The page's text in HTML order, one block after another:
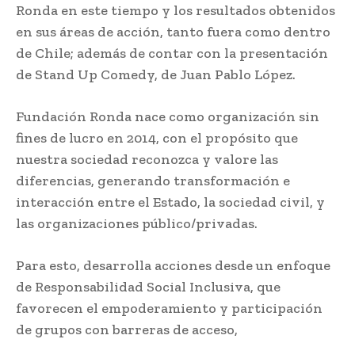
Ronda en este tiempo y los resultados obtenidos
en sus áreas de acción, tanto fuera como dentro
de Chile; además de contar con la presentación
de Stand Up Comedy, de Juan Pablo López.
Fundación Ronda nace como organización sin
fines de lucro en 2014, con el propósito que
nuestra sociedad reconozca y valore las
diferencias, generando transformación e
interacción entre el Estado, la sociedad civil, y
las organizaciones público/privadas.
Para esto, desarrolla acciones desde un enfoque
de Responsabilidad Social Inclusiva, que
favorecen el empoderamiento y participación
de grupos con barreras de acceso,